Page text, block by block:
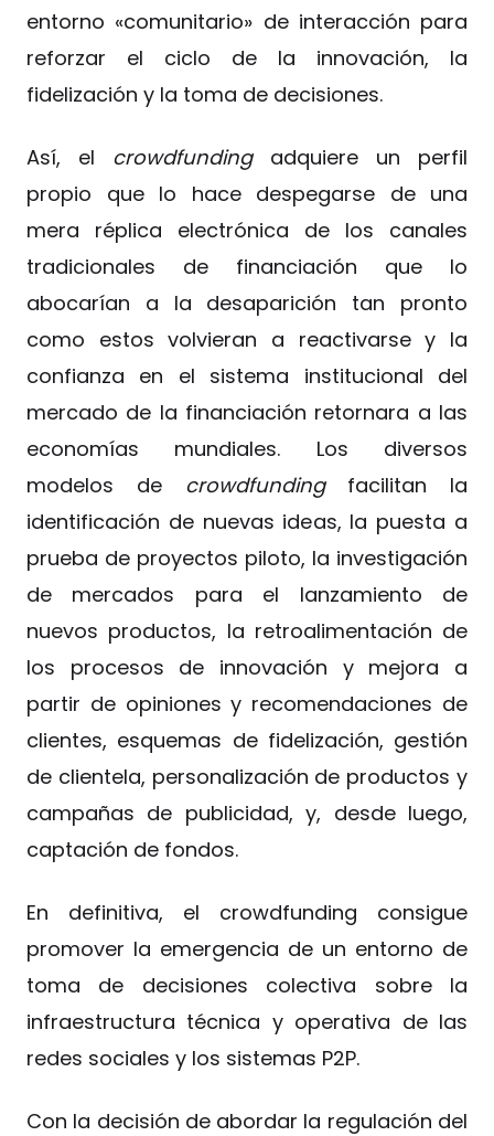
entorno «comunitario» de interacción para
reforzar el ciclo de la innovación, la
fidelización y la toma de decisiones.
Así, el crowdfundingadquiere un perfil
propio que lo hace despegarse de una
mera réplica electrónica de los canales
tradicionales de financiación que lo
abocarían a la desaparición tan pronto
como estos volvieran a reactivarse y la
confianza en el sistema institucional del
mercado de la financiación retornara a las
economías mundiales. Los diversos
modelos de crowdfundingfacilitan la
identificación de nuevas ideas, la puesta a
prueba de proyectos piloto, la investigación
de mercados para el lanzamiento de
nuevos productos, la retroalimentación de
los procesos de innovación y mejora a
partir de opiniones y recomendaciones de
clientes, esquemas de fidelización, gestión
de clientela, personalización de productos y
campañas de publicidad, y, desde luego,
captación de fondos.
En definitiva, el crowdfunding consigue
promover la emergencia de un entorno de
toma de decisiones colectiva sobre la
infraestructura técnica y operativa de las
redes sociales y los sistemas P2P.
Con la decisión de abordar la regulación del